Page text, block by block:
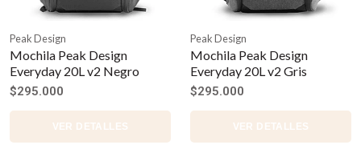
Peak Design
Mochila Peak Design
Everyday 20L v2 Negro
$295.000
VER DETALLES
Peak Design
Mochila Peak Design
Everyday 20L v2 Gris
$295.000
VER DETALLES